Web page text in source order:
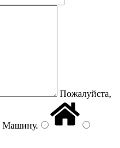
Пожалуйста,
Машину.